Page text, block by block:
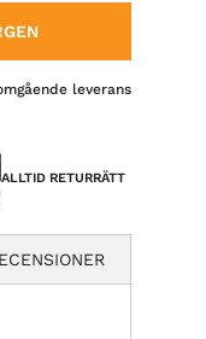
leverans
ALLTID RETURRÄTT